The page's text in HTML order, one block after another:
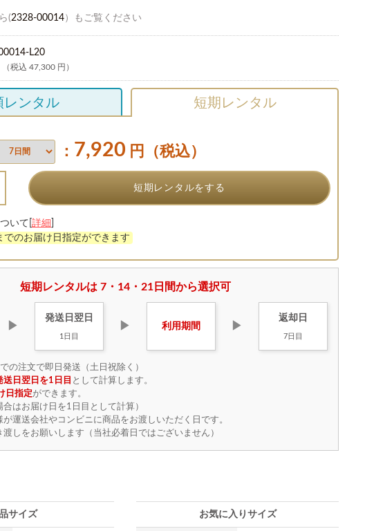
(2328-00014）もご覧ください
L20
（税込 47,300 円）
レンタル 短期レンタル
： 7,920 円（税込）
短期レンタルをする
いて[ 詳細
でのお届け日指定ができます
短期レンタルは 7・14・21日間から選択可
▶
発送日 翌日
1日目
▶ 利用期間 ▶
返却日
7日目
の注文で即日発送（土日祝除く）
送日翌日を1日目 として計算します。
日指定ができます。
はお届け日を1日目として計算）
が運送会社やコンビニに商品をお渡しいただく日です。
渡しをお願いします（当社必着日ではございません）
サイズ お気に入りサイズ